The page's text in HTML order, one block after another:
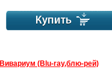
Вивариум (Blu-ray,блю-рей)